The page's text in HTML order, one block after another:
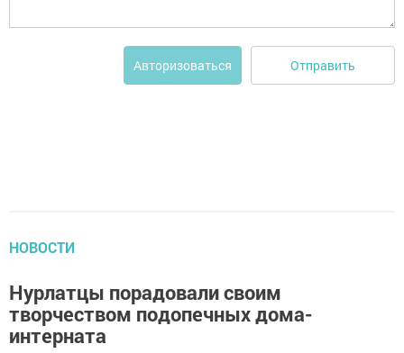
Авторизоваться Отправить
НОВОСТИ
Нурлатцы порадовали своим
творчеством подопечных дома-
интерната